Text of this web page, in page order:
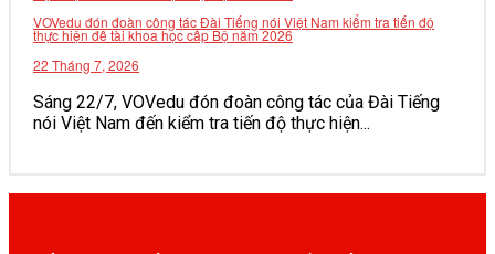
VOVedu đón đoàn công tác Đài Tiếng nói Việt Nam kiểm tra tiến độ
thực hiện đề tài khoa học cấp Bộ năm 2026
22 Tháng 7, 2026
Sáng 22/7, VOVedu đón đoàn công tác của Đài Tiếng
nói Việt Nam đến kiểm tra tiến độ thực hiện...